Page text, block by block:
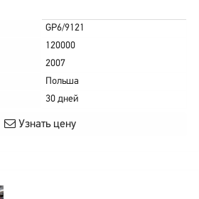
GP6/9121
120000
2007
Польша
30 дней
Узнать цену